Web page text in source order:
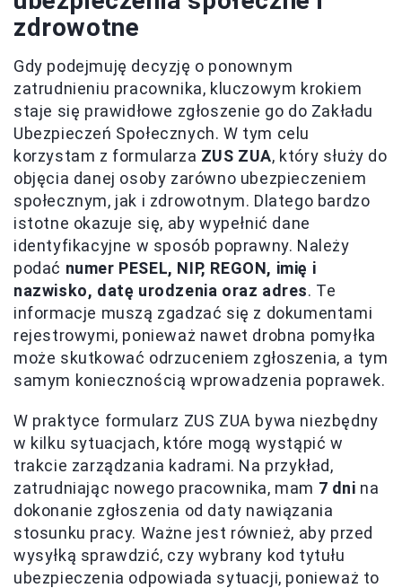
zdrowotne
Gdy podejmuję decyzję o ponownym
zatrudnieniu pracownika, kluczowym krokiem
staje się prawidłowe zgłoszenie go do Zakładu
Ubezpieczeń Społecznych. W tym celu
korzystam z formularza ZUS ZUA, który służy do
objęcia danej osoby zarówno ubezpieczeniem
społecznym, jak i zdrowotnym. Dlatego bardzo
istotne okazuje się, aby wypełnić dane
identyfikacyjne w sposób poprawny. Należy
podać numer PESEL, NIP, REGON, imię i
nazwisko, datę urodzenia oraz adres. Te
informacje muszą zgadzać się z dokumentami
rejestrowymi, ponieważ nawet drobna pomyłka
może skutkować odrzuceniem zgłoszenia, a tym
samym koniecznością wprowadzenia poprawek.
W praktyce formularz ZUS ZUA bywa niezbędny
w kilku sytuacjach, które mogą wystąpić w
trakcie zarządzania kadrami. Na przykład,
zatrudniając nowego pracownika, mam 7 dni na
dokonanie zgłoszenia od daty nawiązania
stosunku pracy. Ważne jest również, aby przed
wysyłką sprawdzić, czy wybrany kod tytułu
ubezpieczenia odpowiada sytuacji, ponieważ to